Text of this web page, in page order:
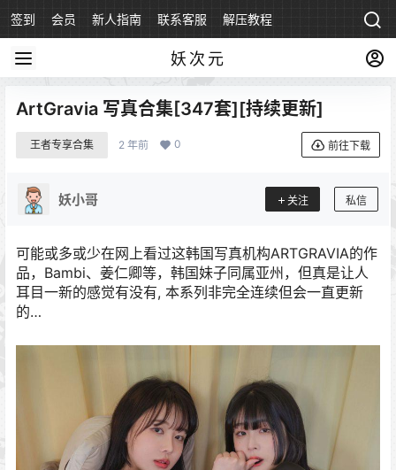
签到 会员 新人指南 联系客服 解压教程
妖次元
ArtGravia 写真合集[347套][持续更新]
王者专享合集 2 年前 0 前往下载
妖小哥 关注 私信
可能或多或少在网上看过这韩国写真机构ARTGRAVIA的作
品，Bambi、姜仁卿等，韩国妹子同属亚州，但真是让人
耳目一新的感觉有没有, 本系列非完全连续但会一直更新
的…